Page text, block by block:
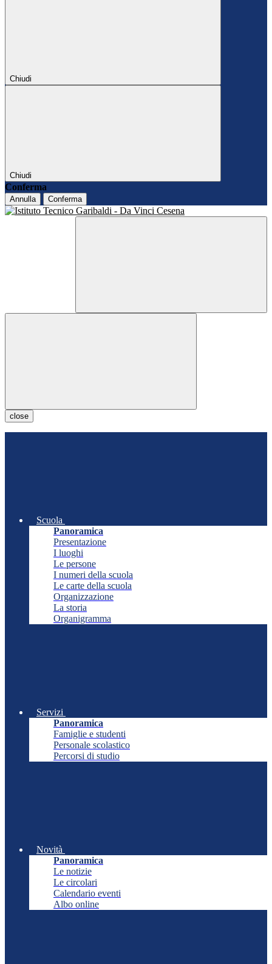
Chiudi
Chiudi
Conferma
Annulla Conferma
close
Scuola
Panoramica
Presentazione
I luoghi
Le persone
I numeri della scuola
Le carte della scuola
Organizzazione
La storia
Organigramma
Servizi
Panoramica
Famiglie e studenti
Personale scolastico
Percorsi di studio
Novità
Panoramica
Le notizie
Le circolari
Calendario eventi
Albo online